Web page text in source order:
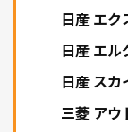
日産 エク
日産 エル
日産 スカ
三菱 アウ